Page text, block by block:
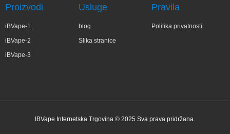
Proizvodi
iBVape-1
iBVape-2
iBVape-3
Usluge
blog
Slika stranice
Pravila
Politika privatnosti
IBVape Internetska Trgovina © 2025 Sva prava pridržana.
✕
Elż***ta